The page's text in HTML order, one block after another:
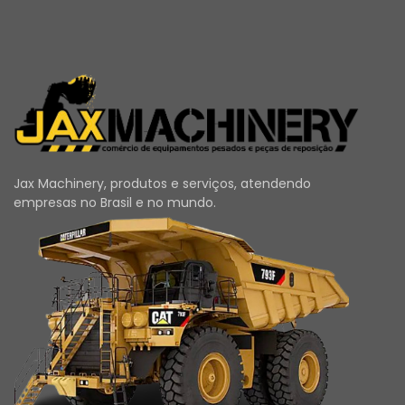
Jax Machinery, produtos e serviços, atendendo
empresas no Brasil e no mundo.